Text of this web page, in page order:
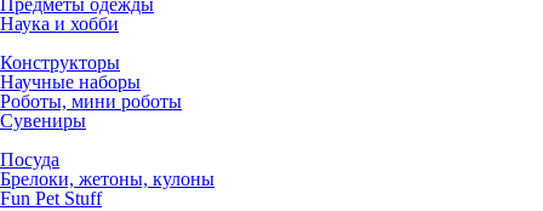
Предметы одежды
Наука и хобби
Конструкторы
Научные наборы
Роботы, мини роботы
Сувениры
Посуда
Брелоки, жетоны, кулоны
Fun Pet Stuff